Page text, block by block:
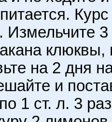
3
клюквы,
на 2 дня
и
1 ст. л. 3